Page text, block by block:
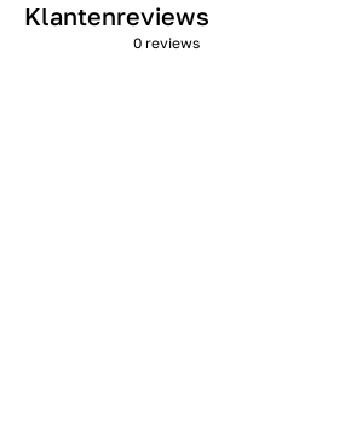
Klantenreviews
0 reviews